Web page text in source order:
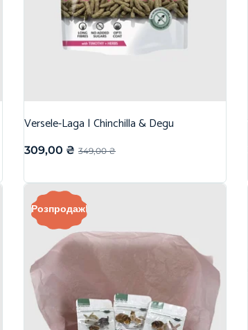
Versele-Laga | Chinchilla & Degu
349,00₴
309,00 ₴
Розпродаж!